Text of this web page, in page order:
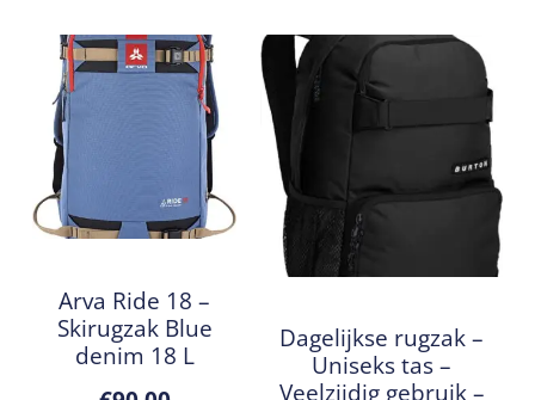
Arva Ride 18 –
Skirugzak Blue
denim 18 L
Dagelijkse rugzak –
Uniseks tas –
Veelzijdig gebruik –